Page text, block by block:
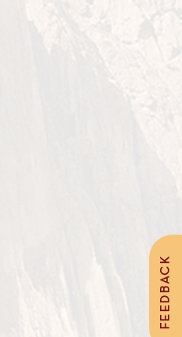
FEEDBACK